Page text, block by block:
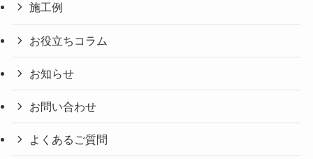
施工例
お役立ちコラム
お知らせ
お問い合わせ
よくあるご質問